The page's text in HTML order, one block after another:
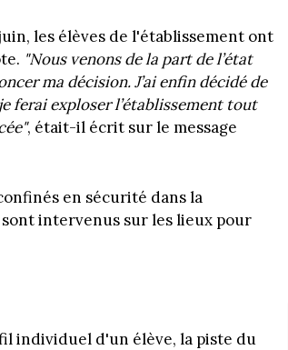
les élèves de l'établissement ont
"Nous venons de la part de l’état
ma décision. J’ai enfin décidé de
ferai exploser l’établissement tout
, était-il écrit sur le message
en sécurité dans la
intervenus sur les lieux pour
individuel d'un élève, la piste du